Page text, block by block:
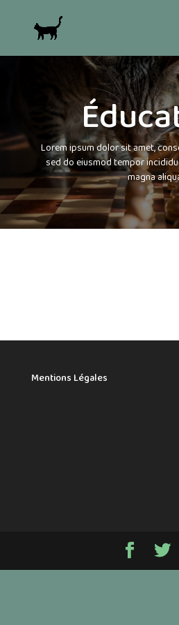
Lorem ipsum dolor sit amet,
sed do eiusmod tempor
magna
Mentions Légales